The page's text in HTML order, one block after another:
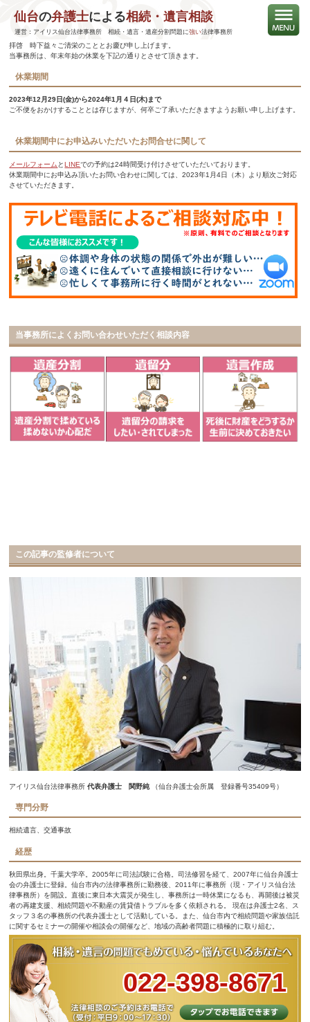
仙台の弁護士による相続・遺言相談
運営：アイリス仙台法律事務所 相続・遺言・遺産分割問題に強い法律事務所
事務所の年末年始の休業期間のお知らせ
拝啓 時下益々ご清栄のこととお慶び申し上げます。
当事務所は、年末年始の休業を下記の通りとさせて頂きます。
休業期間
2023年12月29日(金)から2024年1月４日(木)まで
ご不便をおかけすることとは存じますが、何卒ご了承いただきますようお願い申し上げます。
休業期間中にお申込みいただいたお問合せに関して
メールフォーム とLINEでの予約は24時間受け付けさせていただいております。
休業期間中にお申込み頂いたお問い合わせに関しては、2023年1月4日（木）より順次ご対応
させていただきます。
当事務所によくお問い合わせいただく相談内容
この記事の監修者について
アイリス仙台法律事務所代表弁護士 関野純 （仙台弁護士会所属 登録番号35409号）
専門分野
相続遺言、交通事故
経歴
秋田県出身。千葉大学卒。2005年に司法試験に合格。司法修習を経て、2007年に仙台弁護士
会の弁護士に登録。仙台市内の法律事務所に勤務後、2011年に事務所（現・アイリス仙台法
律事務所）を開設。直後に東日本大震災が発生し、事務所は一時休業になるも、再開後は被災
者の再建支援、相続問題や不動産の賃貸借トラブルを多く依頼される。 現在は弁護士2名、ス
タッフ３名の事務所の代表弁護士として活動している。また、仙台市内で相続問題や家族信託
に関するセミナーの開催や相談会の開催など、地域の高齢者問題に積極的に取り組む。
022-398-8671